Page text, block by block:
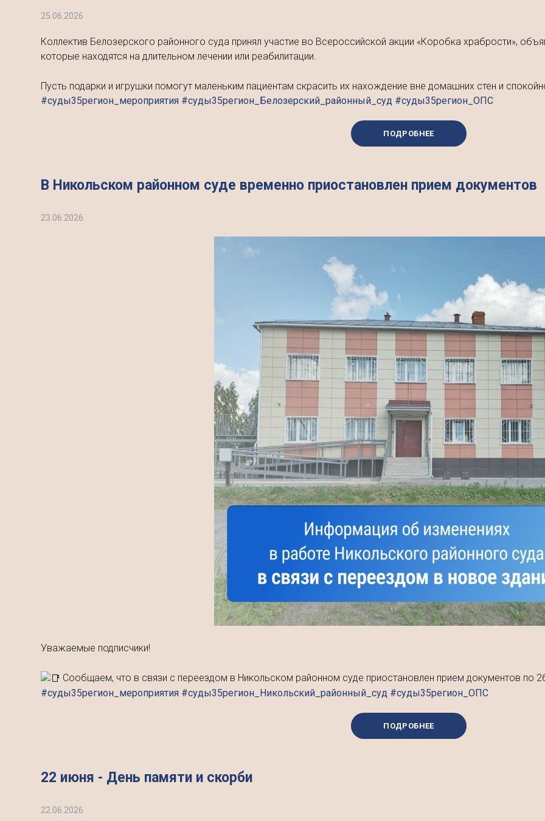
25.06.2026
Коллектив Белозерского районного суда принял участие во Всероссийской акции «Коробка храбрости»,
которые находятся на длительном лечении или реабилитации.
Пусть подарки и игрушки помогут маленьким пациентам скрасить их нахождение вне домашних стен и
#суды35регион_мероприятия #суды35регион_Белозерский_районный_суд #суды35регион_ОПС
ПОДРОБНЕЕ
В Никольском районном суде временно приостановлен прием документов
23.06.2026
Уважаемые подписчики!
Сообщаем, что в связи с переездом в Никольском районном суде приостановлен прием документов по
#суды35регион_мероприятия #суды35регион_Никольский_районный_суд #суды35регион_ОПС
ПОДРОБНЕЕ
22 июня - День памяти и скорби
22.06.2026